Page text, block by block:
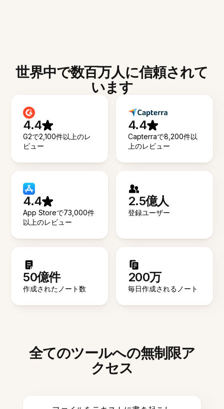
世界中で数百万人に信頼されて
います
4.4
G2で2,100件以上のレ
ビュー
4.4
Capterraで8,200件以
上のレビュー
4.4
App Storeで73,000件
以上のレビュー
2.5億人
登録ユーザー
50億件
作成されたノート数
200万
毎日作成されるノート
全てのツールへの無制限ア
クセス